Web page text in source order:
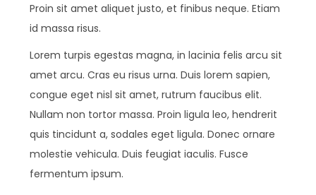
Proin sit amet aliquet justo, et finibus neque. Etiam
id massa risus.
Lorem turpis egestas magna, in lacinia felis arcu sit
amet arcu. Cras eu risus urna. Duis lorem sapien,
congue eget nisl sit amet, rutrum faucibus elit.
Nullam non tortor massa. Proin ligula leo, hendrerit
quis tincidunt a, sodales eget ligula. Donec ornare
molestie vehicula. Duis feugiat iaculis. Fusce
fermentum ipsum.